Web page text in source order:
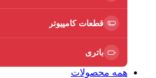
قطعات کامپیوتر
باتری
همه محصولات